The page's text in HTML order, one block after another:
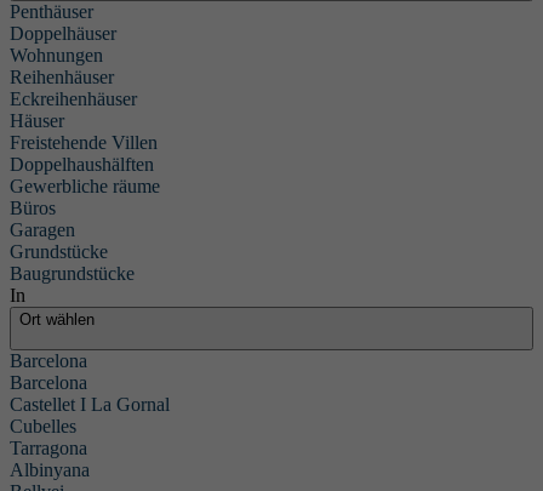
Penthäuser
Doppelhäuser
Wohnungen
Reihenhäuser
Eckreihenhäuser
Häuser
Freistehende Villen
Doppelhaushälften
Gewerbliche räume
Büros
Garagen
Grundstücke
Baugrundstücke
In
Ort wählen
Barcelona
Barcelona
Castellet I La Gornal
Cubelles
Tarragona
Albinyana